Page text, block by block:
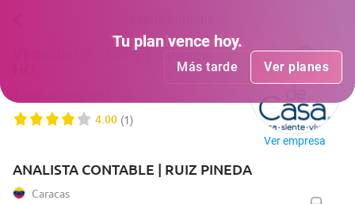
Tu plan ha vencido.
Más tarde Ver planes
Tu plan vence hoy.
Más tarde Ver planes
Venezuelan Home Fashions
4.00 (1)
Ver empresa
ANALISTA CONTABLE | RUIZ PINEDA
Caracas